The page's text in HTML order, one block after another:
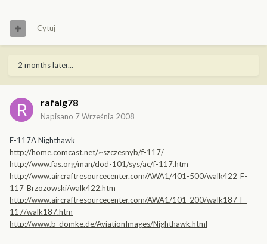
Cytuj
2 months later...
rafalg78
Napisano 7 Września 2008
F-117A Nighthawk
http://home.comcast.net/~szczesnyb/f-117/
http://www.fas.org/man/dod-101/sys/ac/f-117.htm
http://www.aircraftresourcecenter.com/AWA1/401-500/walk422_F-
117_Brzozowski/walk422.htm
http://www.aircraftresourcecenter.com/AWA1/101-200/walk187_F-
117/walk187.htm
http://www.b-domke.de/AviationImages/Nighthawk.html